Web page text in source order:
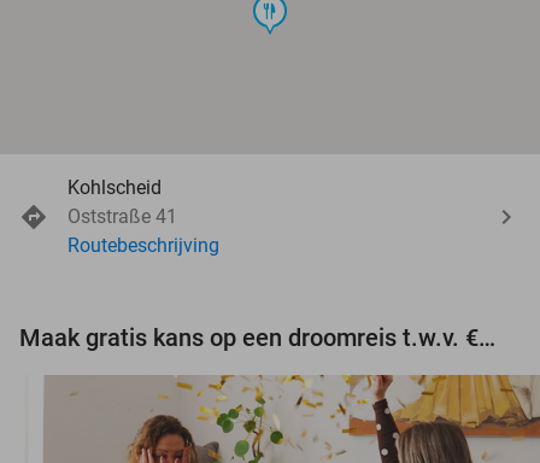
food
Kohlscheid
Oststraße 41
Routebeschrijving
Maak gratis kans op een droomreis t.w.v. €3.000!